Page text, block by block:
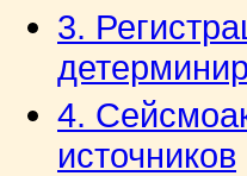
3.
4.
источников